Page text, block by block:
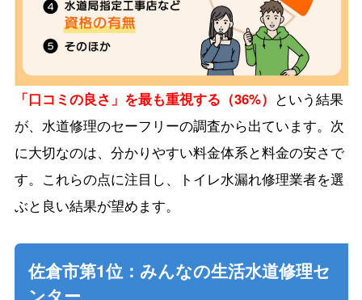
「口コミの良さ」を最も重視する（36%） という結果
が、水道修理のセーフリーの調査から出ています。次
に大切なのは、分かりやすい料金体系と料金の安さで
す。これらの点に注目し、トイレ水漏れ修理業者を選
ぶと良い結果が望めます。
佐倉市第1位：みんなの生活水道修理セ
ンター